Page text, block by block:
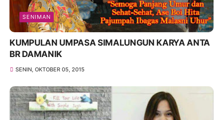
SENIMAN
KUMPULAN UMPASA SIMALUNGUN KARYA ANTA
BR DAMANIK
SENIN, OKTOBER 05, 2015